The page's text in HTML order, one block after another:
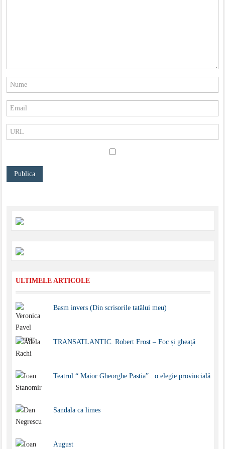
ULTIMELE ARTICOLE
Basm invers (Din scrisorile tatălui meu)
TRANSATLANTIC. Robert Frost – Foc și gheață
Teatrul “ Maior Gheorghe Pastia” : o elegie provincială
Sandala ca limes
August